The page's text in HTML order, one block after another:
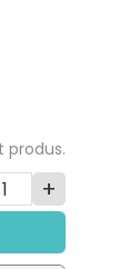
produs.
+